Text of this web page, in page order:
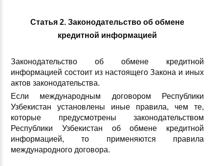
Статья 2. Законодательство об обмене
кредитной информацией
Законодательство об обмене кредитной
информацией состоит из настоящего Закона и иных
актов законодательства.
Если международным договором Республики
Узбекистан установлены иные правила, чем те,
которые предусмотрены законодательством
Республики Узбекистан об обмене кредитной
информацией, то применяются правила
международного договора.